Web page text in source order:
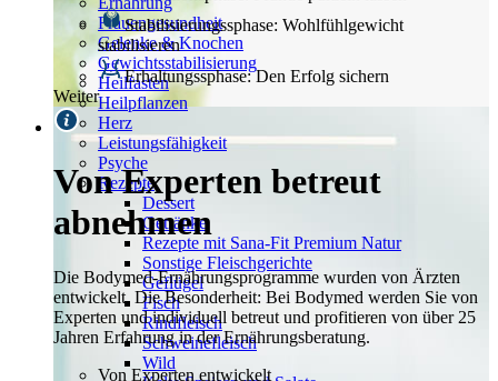
Frauengesundheit
Gelenke & Knochen
Gewichtsstabilisierung
Heilfasten
Heilpflanzen
Herz
Leistungsfähigkeit
Psyche
Rezepte
Dessert
Getränke
Rezepte mit Sana-Fit Premium Natur
Sonstige Fleischgerichte
Geflügel
Fisch
Rindfleisch
Schweinefleisch
Wild
Stabilisierungssphase: Wohlfühlgewicht
stabilisieren
Erhaltungssphase: Den Erfolg sichern
Weiter
Von Experten betreut
abnehmen
Die Bodymed-Ernährungsprogramme wurden von Ärzten
entwickelt. Die Besonderheit: Bei Bodymed werden Sie von
Experten und individuell betreut und profitieren von über 25
Jahren Erfahrung in der Ernährungsberatung.
Von Experten entwickelt